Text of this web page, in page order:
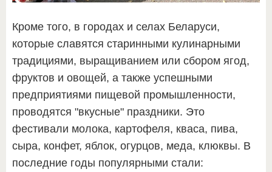
Кроме того, в городах и селах Беларуси,
которые славятся старинными кулинарными
традициями, выращиванием или сбором ягод,
фруктов и овощей, а также успешными
предприятиями пищевой промышленности,
проводятся "вкусные" праздники. Это
фестивали молока, картофеля, кваса, пива,
сыра, конфет, яблок, огурцов, меда, клюквы. В
последние годы популярными стали: